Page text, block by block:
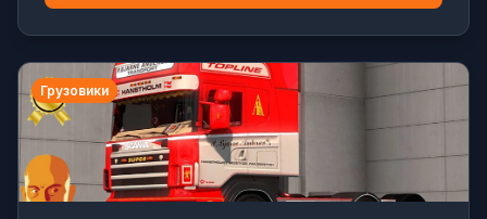
Грузовики